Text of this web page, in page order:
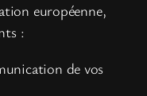
européenne,
:
de vos